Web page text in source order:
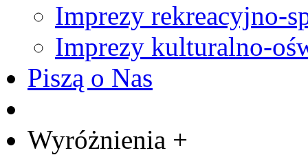
Imprezy rekreacyjno-
Imprezy kulturalno-
Piszą o Nas
Wyróżnienia +